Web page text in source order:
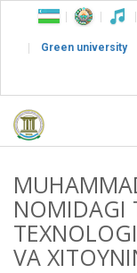
Green university
NOMIDAGI
VA